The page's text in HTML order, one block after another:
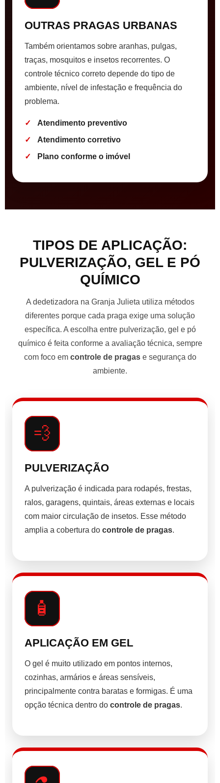
OUTRAS PRAGAS URBANAS
Também orientamos sobre aranhas, pulgas,
traças, mosquitos e insetos recorrentes. O
controle técnico correto depende do tipo de
ambiente, nível de infestação e frequência do
problema.
Atendimento preventivo
Atendimento corretivo
Plano conforme o imóvel
TIPOS DE APLICAÇÃO:
PULVERIZAÇÃO, GEL E PÓ
QUÍMICO
A dedetizadora na Granja Julieta utiliza métodos
diferentes porque cada praga exige uma solução
específica. A escolha entre pulverização, gel e pó
químico é feita conforme a avaliação técnica, sempre
com foco em controle de pragase segurança do
ambiente.
💨
PULVERIZAÇÃO
A pulverização é indicada para rodapés, frestas,
ralos, garagens, quintais, áreas externas e locais
com maior circulação de insetos. Esse método
amplia a cobertura do controle de pragas.
🧴
APLICAÇÃO EM GEL
O gel é muito utilizado em pontos internos,
cozinhas, armários e áreas sensíveis,
principalmente contra baratas e formigas. É uma
opção técnica dentro do controle de pragas.